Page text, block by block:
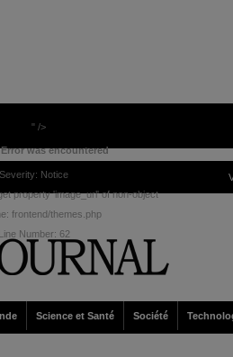
" />
Error was encountered
Severity: Notice
property 'image_url' of non-object
frontend/themes.php
Line Number: 62
Science et Santé Société